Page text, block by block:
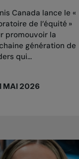
Canada lance le «
de l’équité »
promouvoir la
génération de
qui...
MAI 2026